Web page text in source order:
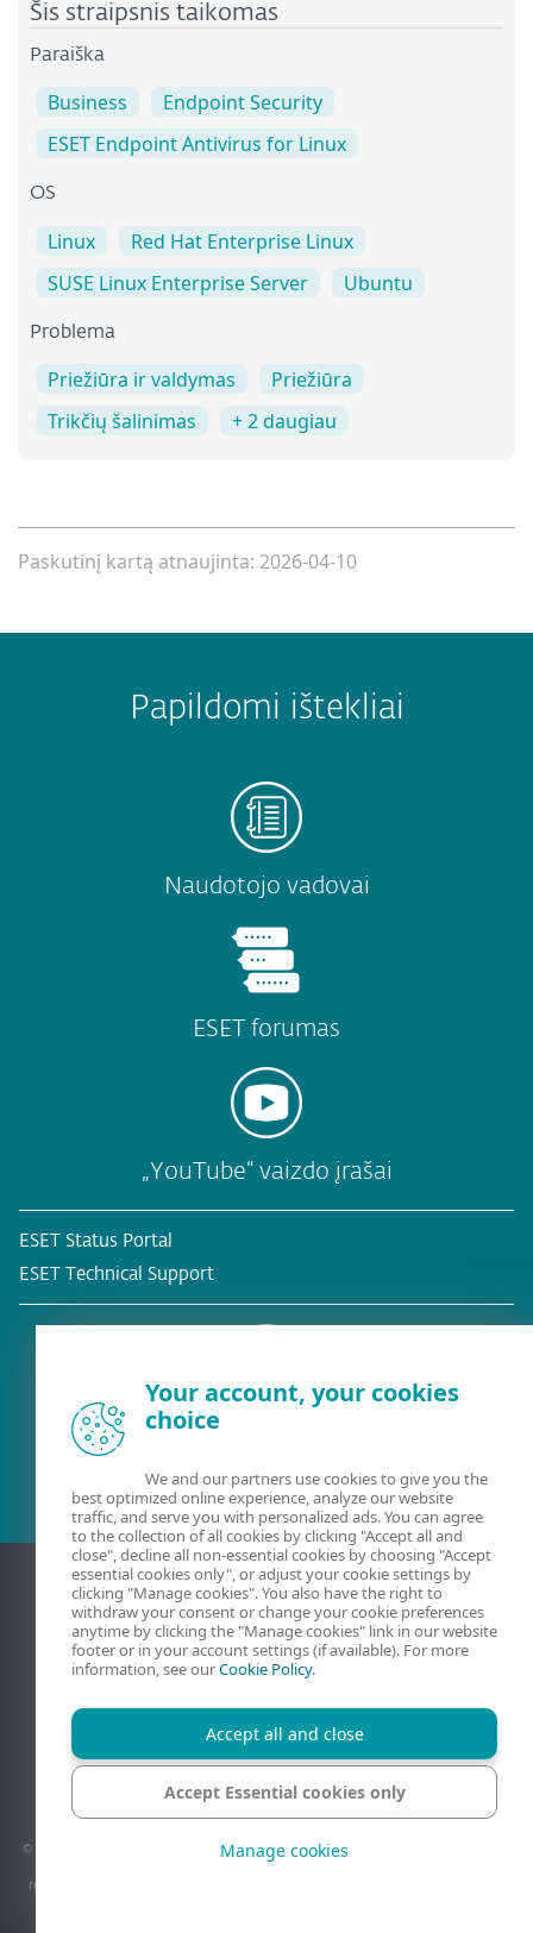
Šis straipsnis taikomas
Paraiška
Business
Endpoint Security
ESET Endpoint Antivirus for Linux
OS
Linux
Red Hat Enterprise Linux
SUSE Linux Enterprise Server
Ubuntu
Problema
Priežiūra ir valdymas
Priežiūra
Trikčių šalinimas
+ 2 daugiau
Paskutinį kartą atnaujinta: 2026-04-10
Papildomi ištekliai
Naudotojo vadovai
ESET forumas
„YouTube“ vaizdo įrašai
ESET Status Portal
ESET Technical Support
Esamas klientas?
Kontaktiniai duomenys
Pranešti apie pažeidžiamumus
Svetainės struktūra
© 1992 - 2026 ESET, spol. s r.o. - Visos teisės saugomos. Šiame dokumente naudojami
prekių ženklai yra „ESET, spol. s r.o.“ ar „ESET North America“ paprastieji arba
registruotieji prekių ženklai. Visi kiti pavadinimai ir prekių ženklai yra registruotieji
Your account, your cookies
choice
We and our partners use cookies to give you the
best optimized online experience, analyze our website
traffic, and serve you with personalized ads. You can agree
to the collection of all cookies by clicking "Accept all and
close", decline all non-essential cookies by choosing "Accept
essential cookies only", or adjust your cookie settings by
clicking "Manage cookies". You also have the right to
withdraw your consent or change your cookie preferences
anytime by clicking the "Manage cookies" link in our website
footer or in your account settings (if available). For more
information, see ourCookie Policy.
Accept all and close
Accept Essential cookies only
Manage cookies